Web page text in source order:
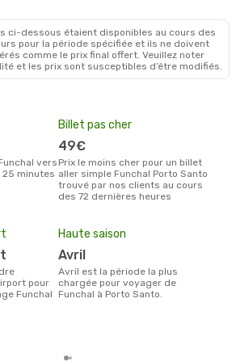
ci-dessous étaient disponibles au cours des
pour la période spécifiée et ils ne doivent
comme le prix final offert. Veuillez noter
et les prix sont susceptibles d’être modifiés.
25 minutes
Billet pas cher
49€
Prix le moins cher pour un billet
aller simple Funchal Porto Santo
trouvé par nos clients au cours
des 72 dernières heures
pour
Funchal
Haute saison
avril
avril est la période la plus
chargée pour voyager de
Funchal à Porto Santo.